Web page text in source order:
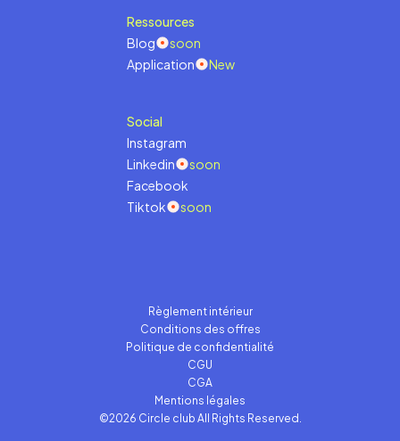
Ressources
Blog
soon
Application
New
Social
Instagram
Linkedin
soon
Facebook
Tiktok
soon
Règlement intérieur
Conditions des offres
Politique de confidentialité
CGU
CGA
Mentions légales
©2026 Circle club All Rights Reserved.